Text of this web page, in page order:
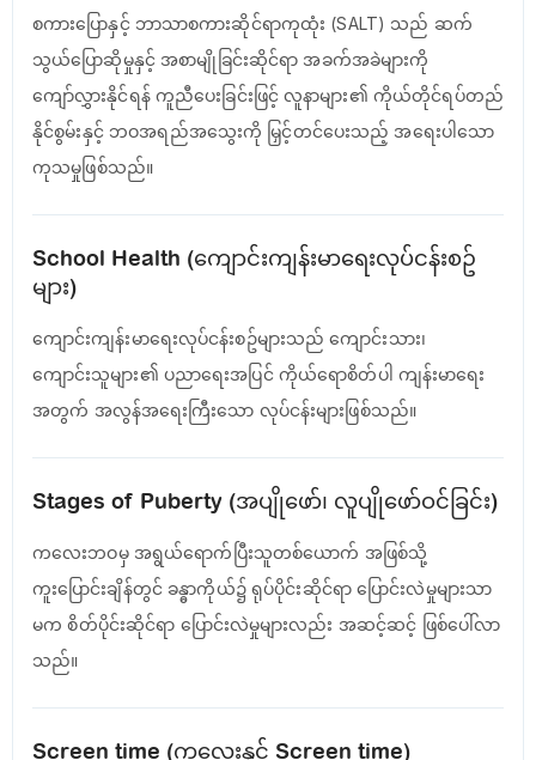
စကားပြောနှင့် ဘာသာစကားဆိုင်ရာကုထုံး (SALT) သည် ဆက်
သွယ်ပြောဆိုမှုနှင့် အစာမျိုခြင်းဆိုင်ရာ အခက်အခဲများကို
ကျော်လွှားနိုင်ရန် ကူညီပေးခြင်းဖြင့် လူနာများ၏ ကိုယ်တိုင်ရပ်တည်
နိုင်စွမ်းနှင့် ဘဝအရည်အသွေးကို မြှင့်တင်ပေးသည့် အရေးပါသော
ကုသမှုဖြစ်သည်။
School Health (ကျောင်းကျန်းမာရေးလုပ်ငန်းစဥ်
များ)
ကျောင်းကျန်းမာရေးလုပ်ငန်းစဥ်များသည် ကျောင်းသား၊
ကျောင်းသူများ၏ ပညာရေးအပြင် ကိုယ်‌ရောစိတ်ပါ ကျန်းမာရေး
အတွက် အလွန်အရေးကြီးသော လုပ်ငန်းများဖြစ်သည်။
Stages of Puberty (အပျိုဖော်၊ လူပျိုဖော်ဝင်ခြင်း)
ကလေးဘဝမှ အရွယ်ရောက်ပြီးသူတစ်ယောက် အဖြစ်သို့
ကူးပြောင်းချိန်တွင် ခန္ဓာကိုယ်၌ ရုပ်ပိုင်းဆိုင်ရာ ပြောင်းလဲမှုများသာ
မက စိတ်ပိုင်းဆိုင်ရာ ပြောင်းလဲမှုများလည်း အဆင့်ဆင့် ဖြစ်ပေါ်လာ
သည်။
Screen time (ကလေးနှင့် Screen time)